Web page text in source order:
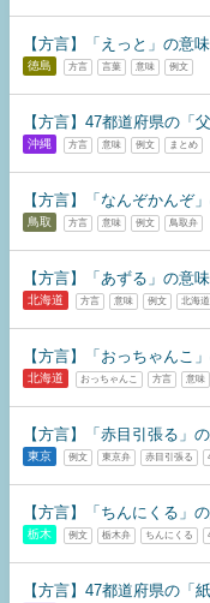
【方言】「えっと」の意
徳島 方言 言葉 意味 例文
【方言】47都道府県の「
沖縄 方言 意味 例文 まとめ
【方言】「なんぞかんぞ
鳥取 方言 意味 例文 鳥取弁
【方言】「あずる」の意
北海道 方言 意味 例文 北海道
【方言】「おっちゃんこ
北海道 おっちゃんこ 方言 意味
【方言】「赤目引張る」
東京 例文 東京弁 赤目引張る
【方言】「ちんにくる」
栃木 例文 栃木弁 ちんにくる
【方言】47都道府県の「